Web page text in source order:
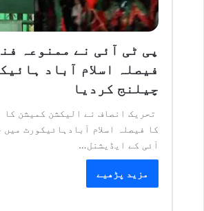
پی ٹی آئی نے ممنوعہ
فیصلہ اسلام آباد
چیلنج کردیا
تحریک انصاف نے الیکشن کمیشن
کا فیصلہ اسلام آبادہائیکورٹ
آئی کے ایڈیشنل…
مزید پڑھیے